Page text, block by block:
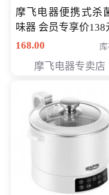
摩飞电器便携式杀
味器 会员专享价138
168.00
摩飞电器专卖店